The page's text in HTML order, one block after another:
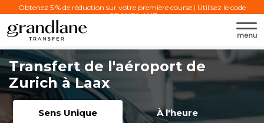
Obtenez 5 % de réduction sur votre première course | Utilisez le code
:GRANDLANE
Transfert de l'aéroport de
Zurich à Laax
Sens Unique À l'heure